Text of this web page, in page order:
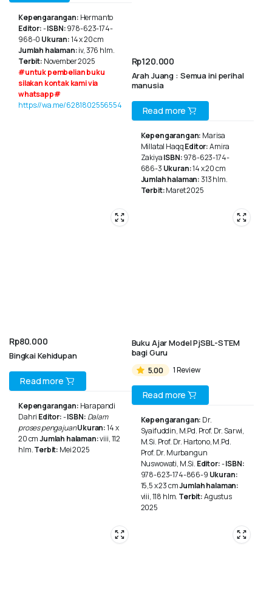
Kepengarangan: Hermanto
Editor:-ISBN:978-623-174-
968-0 Ukuran:14 x 20 cm
Jumlah halaman:iv, 376 hlm.
Terbit: November 2025
#untuk pembelian buku
silakan kontak kami via
whatsapp#
https://wa.me/6281802556554
Rp120.000
Arah Juang : Semua ini perihal
manusia
Read more
Kepengarangan: Marisa
Millatal HaqqEditor:Amira
ZakiyaISBN:978-623-174-
686-3 Ukuran:14 x 20 cm
Jumlah halaman:313 hlm.
Terbit:Maret 2025
Rp80.000
Bingkai Kehidupan
Read more
Kepengarangan: Harapandi
Dahri Editor:-ISBN: Dalam
proses pengajuanUkuran:14 x
20 cmJumlah halaman:viii, 112
hlm.Terbit: Mei 2025
Buku Ajar Model PjSBL-STEM
bagi Guru
5.00
1 Review
Read more
Kepengarangan: Dr.
Syaifuddin, M.Pd. Prof. Dr. Sarwi,
M.Si. Prof. Dr. Hartono, M.Pd.
Prof. Dr. Murbangun
Nuswowati, M.Si. Editor:-ISBN:
978-623-174-866-9 Ukuran:
15,5 x 23 cmJumlah halaman:
viii, 118 hlm. Terbit:Agustus
2025